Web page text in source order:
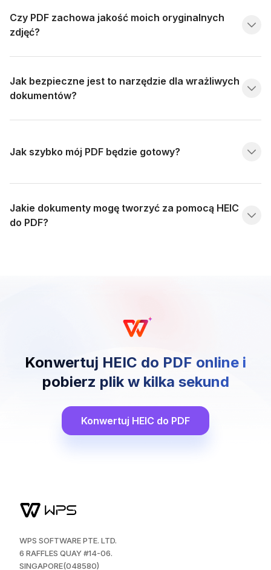
Czy PDF zachowa jakość moich oryginalnych
zdjęć?
Jak bezpieczne jest to narzędzie dla wrażliwych
dokumentów?
Jak szybko mój PDF będzie gotowy?
Jakie dokumenty mogę tworzyć za pomocą HEIC
do PDF?
Konwertuj HEIC do PDF online i
pobierz plik w kilka sekund
Konwertuj HEIC do PDF
WPS SOFTWARE PTE. LTD.
6 RAFFLES QUAY #14-06.
SINGAPORE(048580)